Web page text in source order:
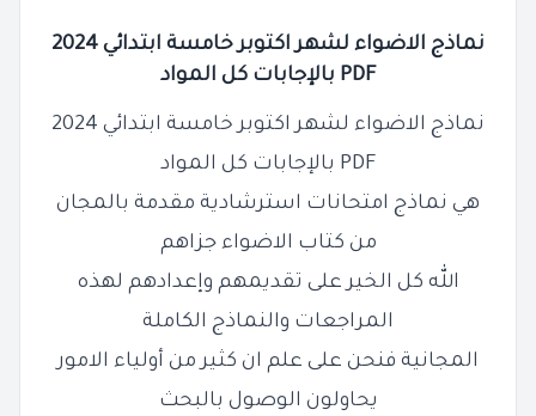
نماذج الاضواء لشهر اكتوبر خامسة ابتدائي 2024
PDF بالإجابات كل المواد
نماذج الاضواء لشهر اكتوبر خامسة ابتدائي 2024
PDF بالإجابات كل المواد
هي نماذج امتحانات استرشادية مقدمة بالمجان
من كتاب الاضواء جزاهم
الله كل الخير على تقديمهم وإعدادهم لهذه
المراجعات والنماذج الكاملة
المجانية فنحن على علم ان كثير من أولياء الامور
يحاولون الوصول بالبحث